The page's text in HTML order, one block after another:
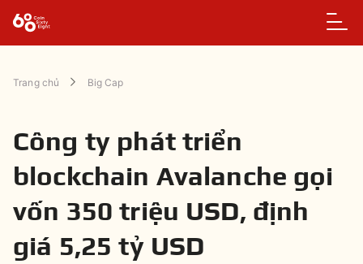
Trang chủ Big Cap
Công ty phát triển
blockchain Avalanche gọi
vốn 350 triệu USD, định
giá 5,25 tỷ USD